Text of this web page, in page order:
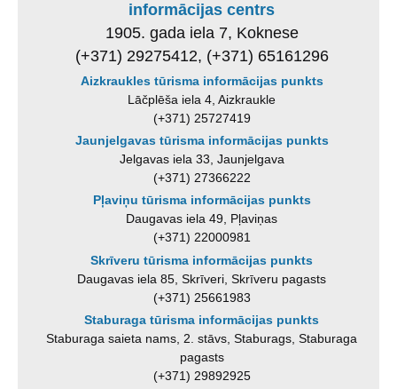
informācijas centrs
1905. gada iela 7, Koknese
(+371) 29275412, (+371) 65161296
Aizkraukles tūrisma informācijas punkts
Lāčplēša iela 4, Aizkraukle
(+371) 25727419
Jaunjelgavas tūrisma informācijas punkts
Jelgavas iela 33, Jaunjelgava
(+371) 27366222
Pļaviņu tūrisma informācijas punkts
Daugavas iela 49, Pļaviņas
(+371) 22000981
Skrīveru tūrisma informācijas punkts
Daugavas iela 85, Skrīveri, Skrīveru pagasts
(+371) 25661983
Staburaga tūrisma informācijas punkts
Staburaga saieta nams, 2. stāvs, Staburags, Staburaga
pagasts
(+371) 29892925